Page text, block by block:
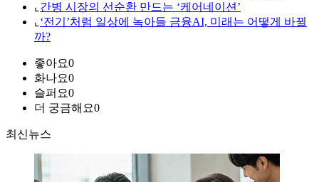
⌞ 간병 시장의 선순환 만드는 ‘케어네이션’
⌞ ‘전기’처럼 일상에 녹아들 금융AI, 미래는 어떻게 바뀔
까?
좋아요0
화나요0
슬퍼요0
더 궁금해요0
최신뉴스